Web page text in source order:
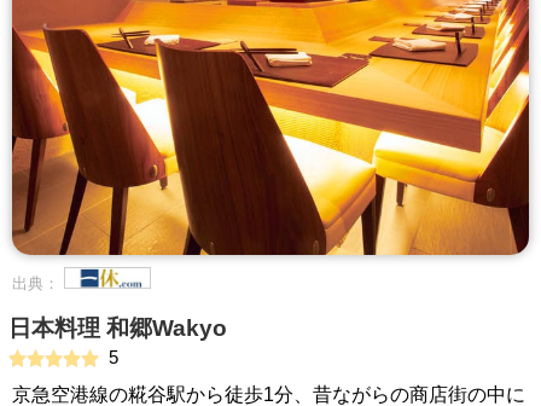
出典：
日本料理 和郷Wakyo
5
京急空港線の糀谷駅から徒歩1分、昔ながらの商店街の中に